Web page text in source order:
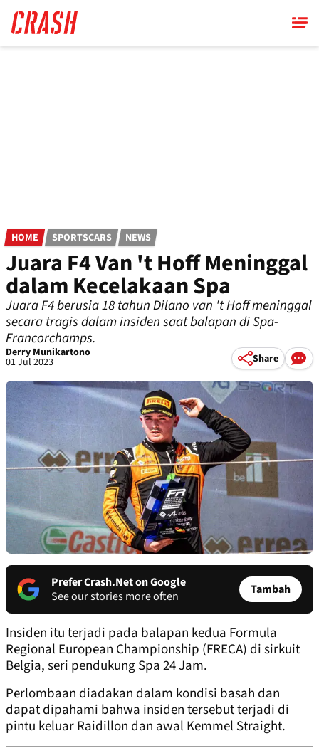
main
content
HOME SPORTSCARS NEWS
Juara F4 Van 't Hoff Meninggal
dalam Kecelakaan Spa
Juara F4 berusia 18 tahun Dilano van 't Hoff meninggal
secara tragis dalam insiden saat balapan di Spa-
Francorchamps.
Derry Munikartono
01 Jul 2023 Share
Prefer Crash.Net on Google
See our stories more often
Tambah
Insiden itu terjadi pada balapan kedua Formula
Regional European Championship (FRECA) di sirkuit
Belgia, seri pendukung Spa 24 Jam.
Perlombaan diadakan dalam kondisi basah dan
dapat dipahami bahwa insiden tersebut terjadi di
pintu keluar Raidillon dan awal Kemmel Straight.